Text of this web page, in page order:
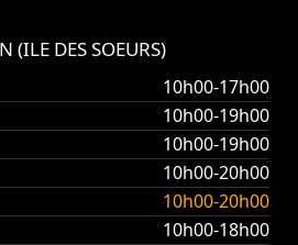
(ILE DES SOEURS)
10h00-17h00
10h00-19h00
10h00-19h00
10h00-20h00
10h00-20h00
10h00-18h00